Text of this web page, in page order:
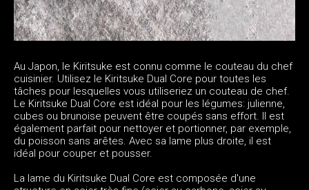
Au Japon, le Kiritsuke est connu comme le couteau du chef
cuisinier. Utilisez le Kiritsuke Dual Core pour toutes les
tâches pour lesquelles vous utiliseriez un couteau de chef.
Le Kiritsuke Dual Core est idéal pour les légumes: julienne,
cubes ou brunoise peuvent être coupés sans effort. Il est
également parfait pour nettoyer et portionner, par exemple,
du poisson sans arêtes. Avec sa lame plus droite, il est
idéal pour couper et pousser.
La lame du Kiritsuke Dual Core est composée d'une